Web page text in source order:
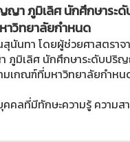
า ภูมิเลิศ นักศึกษาร
าวิทยาลัยกำหนด
นทา โดยผู้ช่วยศาสตราจ
มิเลิศ นักศึกษาระดับปริ
เกณฑ์ที่มหาวิทยาลัยกำห
คลที่มีทักษะความรู้ ความ